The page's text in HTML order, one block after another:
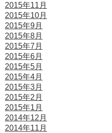
2015年11月
2015年10月
2015年9月
2015年8月
2015年7月
2015年6月
2015年5月
2015年4月
2015年3月
2015年2月
2015年1月
2014年12月
2014年11月